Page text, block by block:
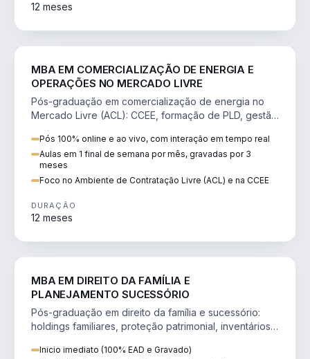
12 meses
MBA EM COMERCIALIZAÇÃO DE ENERGIA E
OPERAÇÕES NO MERCADO LIVRE
Pós-graduação em comercialização de energia no
Mercado Livre (ACL): CCEE, formação de PLD, gestão
Pós 100% online e ao vivo, com interação em tempo real
Aulas em 1 final de semana por mês, gravadas por 3
meses
Foco no Ambiente de Contratação Livre (ACL) e na CCEE
DURAÇÃO
12 meses
MBA EM DIREITO DA FAMÍLIA E
PLANEJAMENTO SUCESSÓRIO
Pós-graduação em direito da família e sucessório:
holdings familiares, proteção patrimonial, inventários
Inicio imediato (100% EAD e Gravado)